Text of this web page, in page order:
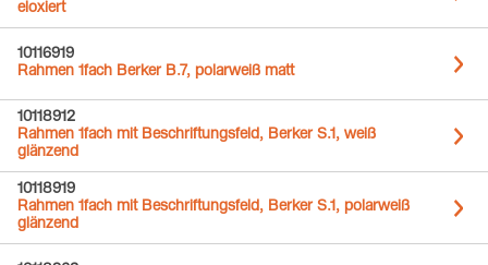
eloxiert
10116919
Rahmen 1fach Berker B.7, polarweiß matt
10118912
Rahmen 1fach mit Beschriftungsfeld, Berker S.1, weiß
glänzend
10118919
Rahmen 1fach mit Beschriftungsfeld, Berker S.1, polarweiß
glänzend